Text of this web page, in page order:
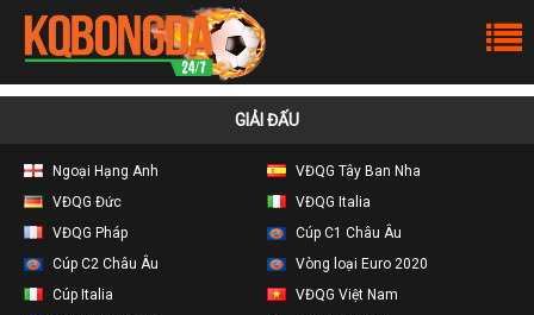
GIẢI ĐẤU
Ngoại Hạng Anh
VĐQG Tây Ban Nha
VĐQG Đức
VĐQG Italia
VĐQG Pháp
Cúp C1 Châu Âu
Cúp C2 Châu Âu
Vòng loại Euro 2020
Cúp Italia
VĐQG Việt Nam